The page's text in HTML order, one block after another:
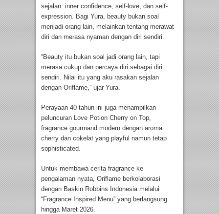
sejalan: inner confidence, self-love, dan self-
expression. Bagi Yura, beauty bukan soal
menjadi orang lain, melainkan tentang merawat
diri dan merasa nyaman dengan diri sendiri.
“Beauty itu bukan soal jadi orang lain, tapi
merasa cukup dan percaya diri sebagai diri
sendiri. Nilai itu yang aku rasakan sejalan
dengan Oriflame,” ujar Yura.
Perayaan 40 tahun ini juga menampilkan
peluncuran Love Potion Cherry on Top,
fragrance gourmand modern dengan aroma
cherry dan cokelat yang playful namun tetap
sophisticated.
Untuk membawa cerita fragrance ke
pengalaman nyata, Oriflame berkolaborasi
dengan Baskin Robbins Indonesia melalui
“Fragrance Inspired Menu” yang berlangsung
hingga Maret 2026.